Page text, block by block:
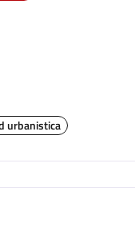
urbanistica